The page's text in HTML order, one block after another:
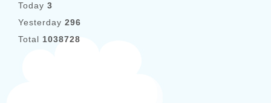
Today 3
Yesterday 296
Total 1038728